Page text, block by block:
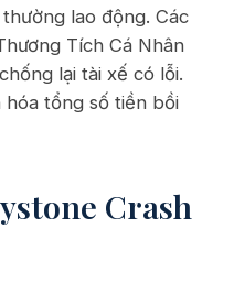
lao động. Các
Tích Cá Nhân
lại tài xế có lỗi.
tổng số tiền bồi
Crash